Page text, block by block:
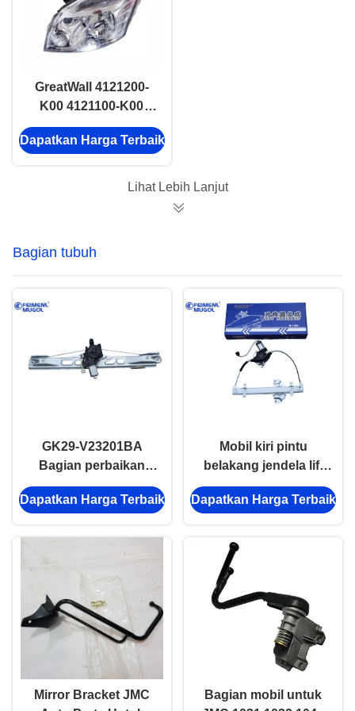
GreatWall 4121200-
K00 4121100-K00
headlamp ASSY RH
LH Untuk GWM Hover
Dapatkan Harga Terbaik
Lihat Lebih Lanjut
Bagian tubuh
GK29-V23201BA
Bagian perbaikan
mobil depan pintu kiri
jendela lift JMC X8
Dapatkan Harga Terbaik
Mobil kiri pintu
belakang jendela lift
JMC X8 6204500LC
Aftermarket Auto
Dapatkan Harga Terbaik
Mirror Bracket JMC
Bagian mobil untuk